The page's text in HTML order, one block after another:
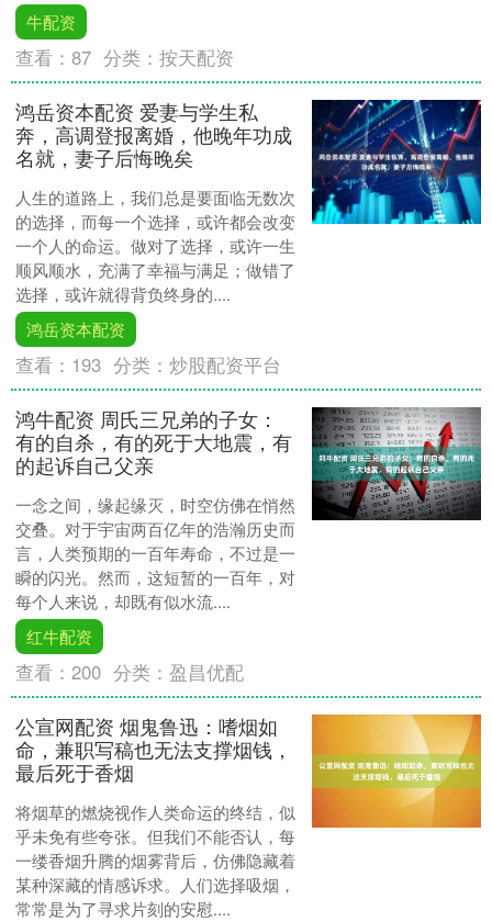
牛配资
查看：87 分类：按天配资
鸿岳资本配资 爱妻与学生私
奔，高调登报离婚，他晚年功成
名就，妻子后悔晚矣
人生的道路上，我们总是要面临无数次
的选择，而每一个选择，或许都会改变
一个人的命运。做对了选择，或许一生
顺风顺水，充满了幸福与满足；做错了
选择，或许就得背负终身的....
鸿岳资本配资
查看： 193 分类：炒股配资平台
鸿牛配资 周氏三兄弟的子女：
有的自杀，有的死于大地震，有
的起诉自己父亲
一念之间，缘起缘灭，时空仿佛在悄然
交叠。对于宇宙两百亿年的浩瀚历史而
言，人类预期的一百年寿命，不过是一
瞬的闪光。然而，这短暂的一百年，对
每个人来说，却既有似水流....
红牛配资
查看：200 分类：盈昌优配
公宣网配资 烟鬼鲁迅：嗜烟如
命，兼职写稿也无法支撑烟钱，
最后死于香烟
将烟草的燃烧视作人类命运的终结，似
乎未免有些夸张。但我们不能否认，每
一缕香烟升腾的烟雾背后，仿佛隐藏着
某种深藏的情感诉求。人们选择吸烟，
常常是为了寻求片刻的安慰....